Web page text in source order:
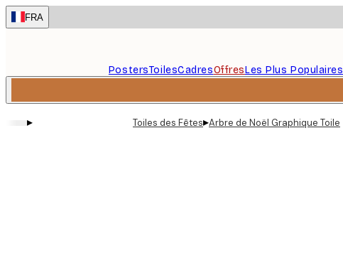
Skip
to
FRA
PostersToilesCadresOffresLes Plus Populaires
▸ Toiles des Fêtes▸Arbre de Noël Graphique Toile